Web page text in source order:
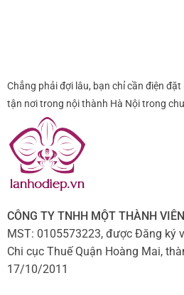
Chẳng phải đợi lâu, bạn chỉ cần điện
tận nơi trong nội thành Hà Nội trong
CÔNG TY TNHH MỘT THÀNH
MST: 0105573223, được Đăng ký
Chi cục Thuế Quận Hoàng Mai,
17/10/2011